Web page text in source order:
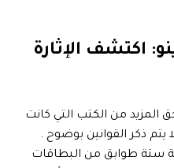
اكتشف الإثارة
من الكتب التي كانت
ذكر القوانين بوضوح .
ستة طوابق من البطاقات